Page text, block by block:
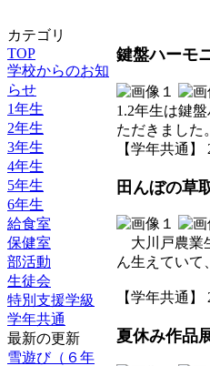
カテゴリ
TOP
学校からのお知
らせ
1年生
2年生
3年生
4年生
5年生
6年生
給食室
保健室
部活動
生徒会
特別支援学級
学年共通
最新の更新
雪遊び（６年
鍵盤ハーモ
1.2年生は鍵
ただきました
【学年共通】
田んぼの草
大川戸農業
ん生えていて
【学年共通】
夏休み作品